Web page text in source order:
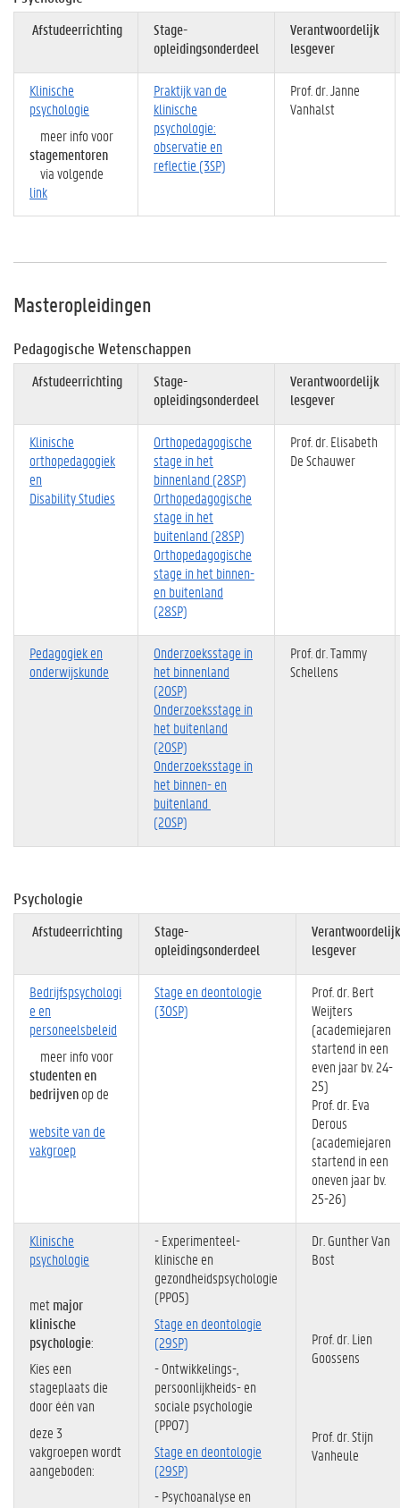
Afstudeerrichting
Stage-
opleidingsonderdeel
Verantwoordelijk
lesgever
Klinische
psychologie
meer info voor
stagementoren
via volgende
link
Praktijk van de
klinische
psychologie:
observatie en
reflectie (3SP)
Prof. dr. Janne
Vanhalst
Masteropleidingen
Pedagogische Wetenschappen
Afstudeerrichting
Stage-
opleidingsonderdeel
Verantwoordelijk
lesgever
Klinische
orthopedagogiek
en
Disability Studies
Orthopedagogische
stage in het
binnenland (28SP)
Orthopedagogische
stage in het
buitenland (28SP)
Orthopedagogische
stage in het binnen-
en buitenland
(28SP)
Prof. dr. Elisabeth
De Schauwer
Pedagogiek en
onderwijskunde
Onderzoeksstage in
het binnenland
(20SP)
Onderzoeksstage in
het buitenland
(20SP)
Onderzoeksstage in
het binnen- en
buitenland
(20SP)
Prof. dr. Tammy
Schellens
Psychologie
Afstudeerrichting
Stage-
opleidingsonderdeel
Verantwoordelijk
lesgever
Bedrijfspsychologi
e en
personeelsbeleid
meer info voor
studenten en
bedrijvenop de
website van de
vakgroep
Stage en deontologie
(30SP)
Prof. dr. Bert
Weijters
(academiejaren
startend in een
even jaar bv. 24-
25)
Prof. dr. Eva
Derous
(academiejaren
startend in een
oneven jaar bv.
25-26)
Klinische
psychologie
metmajor
klinische
psychologie:
Kies een
stageplaats die
door één van
deze 3
vakgroepen wordt
aangeboden:
- Experimenteel-
klinische en
gezondheidspsychologie
(PP05)
Stage en deontologie
(29SP)
- Ontwikkelings-,
persoonlijkheids- en
sociale psychologie
(PP07)
Stage en deontologie
(29SP)
- Psychoanalyse en
Dr. Gunther Van
Bost
Prof. dr. Lien
Goossens
Prof. dr. Stijn
Vanheule